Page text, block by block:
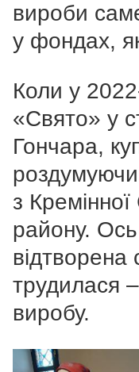
вироби
у фондах,
Коли у
«Свято» у
Гончара,
з
району.
трудилася –
виробу.